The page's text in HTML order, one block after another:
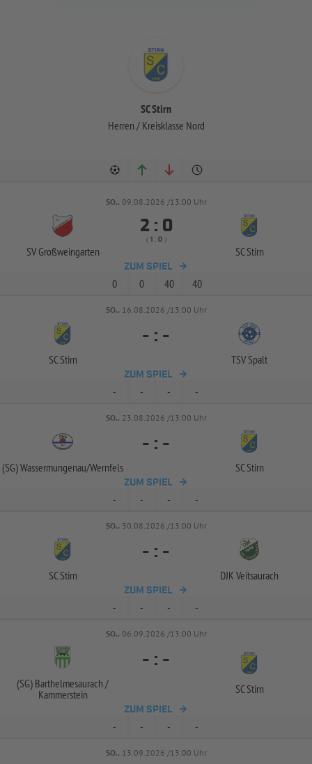
SC Stirn
Herren / Kreisklasse Nord
SO.. 09.08.2026 /13:00 Uhr
SV Großweingarten
 : 
(  :  )
SC Stirn
ZUM SPIEL
0 0 40 40
SO.. 16.08.2026 /13:00 Uhr
SC Stirn
- : -
TSV Spalt
ZUM SPIEL
- - - -
SO.. 23.08.2026 /13:00 Uhr
(SG) Wassermungenau/Wernfels
- : -
SC Stirn
ZUM SPIEL
- - - -
SO.. 30.08.2026 /13:00 Uhr
SC Stirn
- : -
DJK Veitsaurach
ZUM SPIEL
- - - -
SO.. 06.09.2026 /13:00 Uhr
(SG) Barthelmesaurach /
Kammerstein
- : -
SC Stirn
ZUM SPIEL
- - - -
SO.. 13.09.2026 /13:00 Uhr